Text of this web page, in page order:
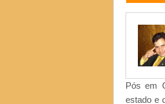
Pós em
estado e